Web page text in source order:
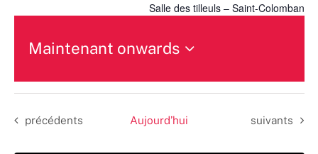
Salle des tilleuls – Saint-Colomban
Maintenant onwards
une
date.
Évènements
précédents Aujourd’hui Évènements
suivants